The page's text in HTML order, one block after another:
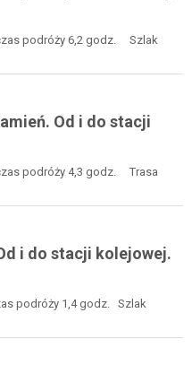
podróży 6,2 godz. Szlak
Od i do stacji
podróży 4,3 godz. Trasa
i do stacji kolejowej.
podróży 1,4 godz. Szlak